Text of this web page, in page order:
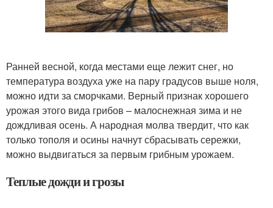
Ранней весной, когда местами еще лежит снег, но
температура воздуха уже на пару градусов выше ноля,
можно идти за сморчками. Верный признак хорошего
урожая этого вида грибов – малоснежная зима и не
дождливая осень. А народная молва твердит, что как
только тополя и осины начнут сбрасывать сережки,
можно выдвигаться за первым грибным урожаем.
Теплые дожди и грозы